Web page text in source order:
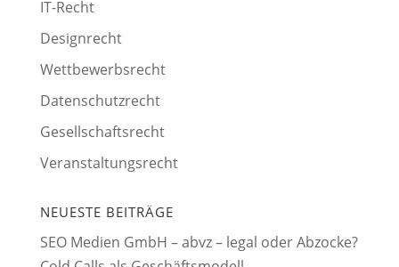
IT-Recht
Designrecht
Wettbewerbsrecht
Datenschutzrecht
Gesellschaftsrecht
Veranstaltungsrecht
NEUESTE BEITRÄGE
SEO Medien GmbH – abvz – legal oder Abzocke?